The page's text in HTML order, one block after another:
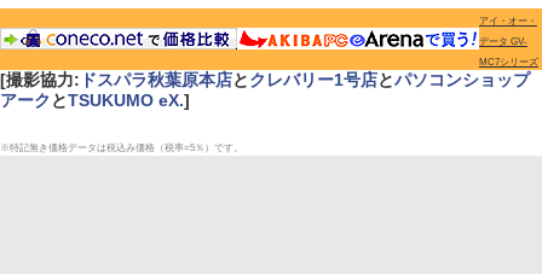
アイ・オー・
データ GV-
MC7シリーズ
[撮影協力: ドスパラ秋葉原本店とクレバリー1号店とパソコンショップ
アーク とTSUKUMO eX.]
※特記無き価格データは税込み価格（税率=5％）です。